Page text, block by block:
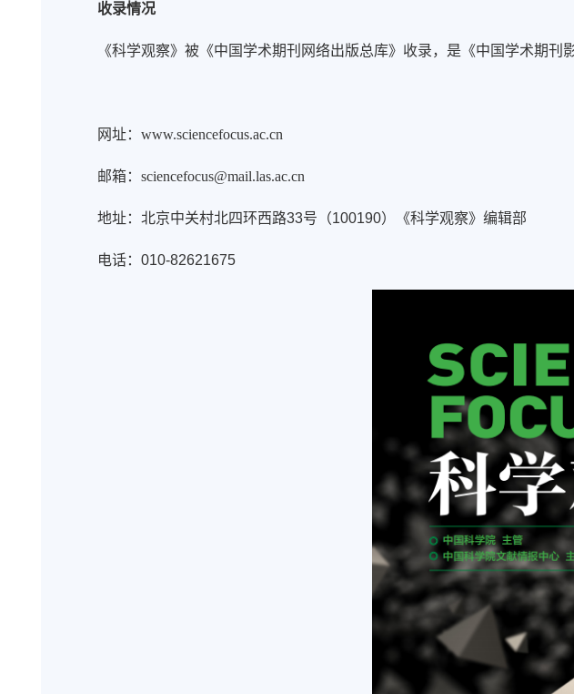
收录情况
《科学观察》 被《中国学术期刊网络出版总库》收录，是《中国学术期刊
网址： www.sciencefocus.ac.cn
邮箱： sciencefocus@mail.las.ac.cn
地址：北京中关村北四环西路33号（100190）《科学观察》编辑部
电话： 010-82621675